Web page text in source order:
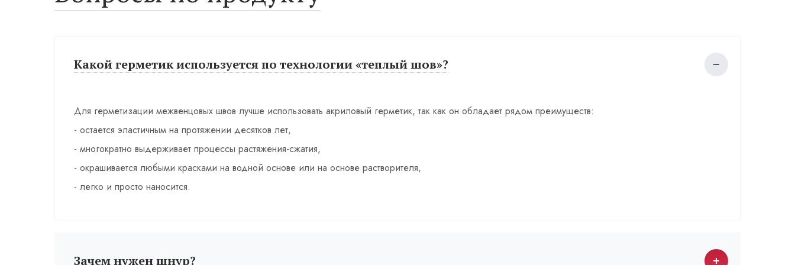
Какой герметик используется по технологии «теплый шов»?
Для герметизации межвенцовых швов лучше использовать акриловый герметик, так как он обладает рядом преимуществ:
- остается эластичным на протяжении десятков лет,
- многократно выдерживает процессы растяжения-сжатия,
- окрашивается любыми красками на водной основе или на основе растворителя,
- легко и просто наносится.
Зачем нужен шнур?